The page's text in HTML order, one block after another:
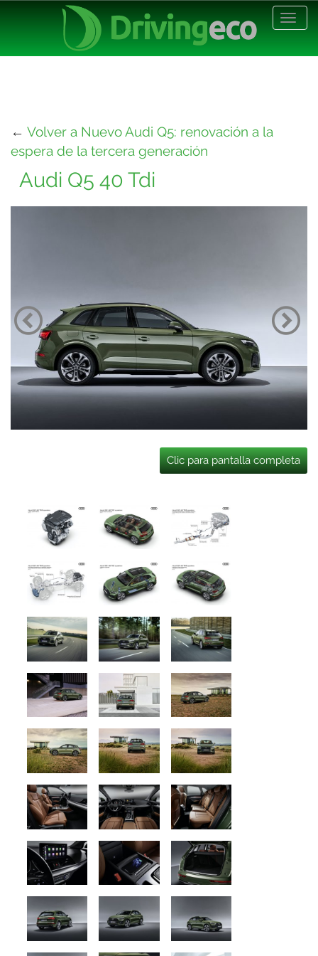
← Volver a Nuevo Audi Q5: renovación a la
espera de la tercera generación
Audi Q5 40 Tdi
Clic para pantalla completa